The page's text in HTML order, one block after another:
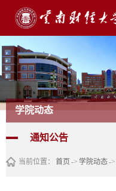
学院动态
通知公告
当前位置： 首页 -> 学院动态->